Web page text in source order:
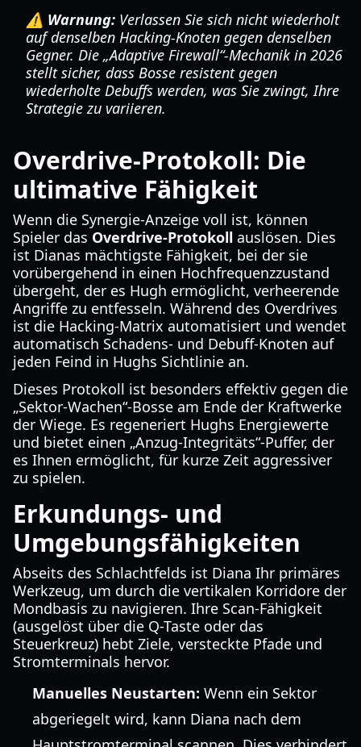
⚠️ Warnung: Verlassen Sie sich nicht wiederholt
auf denselben Hacking-Knoten gegen denselben
Gegner. Die „Adaptive Firewall“-Mechanik in 2026
stellt sicher, dass Bosse resistent gegen
wiederholte Debuffs werden, was Sie zwingt, Ihre
Strategie zu variieren.
Overdrive-Protokoll: Die
ultimative Fähigkeit
Wenn die Synergie-Anzeige voll ist, können
Spieler das Overdrive-Protokoll auslösen. Dies
ist Dianas mächtigste Fähigkeit, bei der sie
vorübergehend in einen Hochfrequenzzustand
übergeht, der es Hugh ermöglicht, verheerende
Angriffe zu entfesseln. Während des Overdrives
ist die Hacking-Matrix automatisiert und wendet
automatisch Schadens- und Debuff-Knoten auf
jeden Feind in Hughs Sichtlinie an.
Dieses Protokoll ist besonders effektiv gegen die
„Sektor-Wachen“-Bosse am Ende der Kraftwerke
der Wiege. Es regeneriert Hughs Energiewerte
und bietet einen „Anzug-Integritäts“-Puffer, der
es Ihnen ermöglicht, für kurze Zeit aggressiver
zu spielen.
Erkundungs- und
Umgebungsfähigkeiten
Abseits des Schlachtfelds ist Diana Ihr primäres
Werkzeug, um durch die vertikalen Korridore der
Mondbasis zu navigieren. Ihre Scan-Fähigkeit
(ausgelöst über die Q-Taste oder das
Steuerkreuz) hebt Ziele, versteckte Pfade und
Stromterminals hervor.
Manuelles Neustarten: Wenn ein Sektor
abgeriegelt wird, kann Diana nach dem